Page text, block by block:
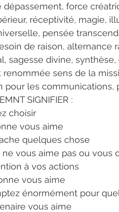
dépassement, force
réceptivité, magie,
pensée
de raison, alternance
sagesse divine,
renommée sens de la
pour les communications,
SIGNIFIER :
choisir
vous aime
quelques chose
ne vous aime pas ou vous
à vos actions
vous aime
énormément pour
vous aime